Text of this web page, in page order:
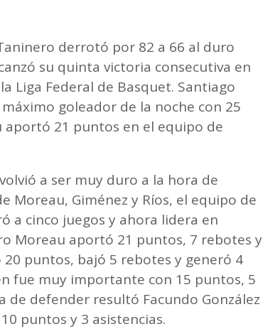
derrotó por 82 a 66 al duro
su quinta victoria consecutiva en
Liga Federal de Basquet. Santiago
goleador de la noche con 25
21 puntos en el equipo de
a ser muy duro a la hora de
Moreau, Giménez y Ríos, el equipo de
a cinco juegos y ahora lidera en
Moreau aportó 21 puntos, 7 rebotes y
puntos, bajó 5 rebotes y generó 4
fue muy importante con 15 puntos, 5
de defender resultó Facundo González
puntos y 3 asistencias.